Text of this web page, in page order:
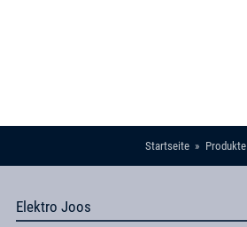
Startseite Produkte
Elektro Joos